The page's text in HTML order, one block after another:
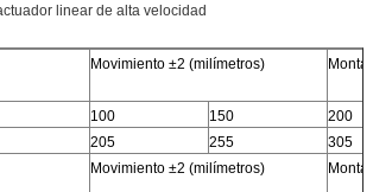
linear de alta velocidad
Movimiento ±2 (milímetros)
100 150
200
205 255
305
Movimiento ±2 (milímetros)